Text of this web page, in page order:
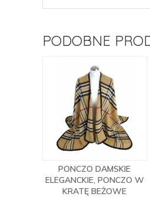
PODOBNE
PONCZO DAMSKIE
ELEGANCKIE, PONCZO W
KRATĘ BEŻOWE